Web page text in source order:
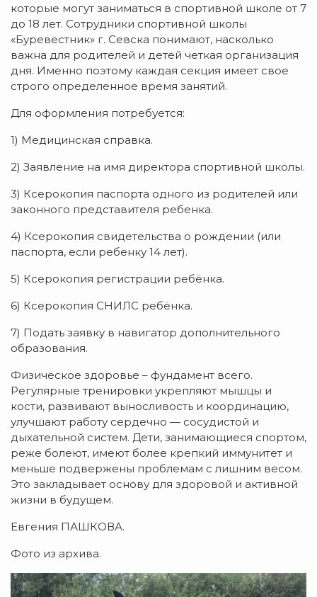
которые могут заниматься в спортивной школе от 7
до 18 лет. Сотрудники спортивной школы
«Буревестник» г. Севска понимают, насколько
важна для родителей и детей четкая организация
дня. Именно поэтому каждая секция имеет свое
строго определенное время занятий.
Для оформления потребуется:
1) Медицинская справка.
2) Заявление на имя директора спортивной школы.
3) Ксерокопия паспорта одного из родителей или
законного представителя ребенка.
4) Ксерокопия свидетельства о рождении (или
паспорта, если ребенку 14 лет).
5) Ксерокопия регистрации ребёнка.
6) Ксерокопия СНИЛС ребёнка.
7) Подать заявку в навигатор дополнительного
образования.
Физическое здоровье – фундамент всего.
Регулярные тренировки укрепляют мышцы и
кости, развивают выносливость и координацию,
улучшают работу сердечно — сосудистой и
дыхательной систем. Дети, занимающиеся спортом,
реже болеют, имеют более крепкий иммунитет и
меньше подвержены проблемам с лишним весом.
Это закладывает основу для здоровой и активной
жизни в будущем.
Евгения ПАШКОВА.
Фото из архива.